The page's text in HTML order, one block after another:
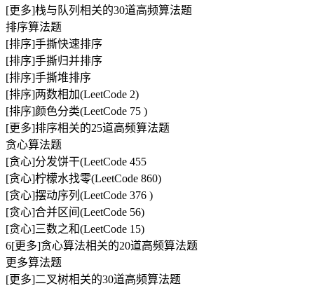
[更多]栈与队列相关的30道高频算法题
排序算法题
[排序]手撕快速排序
[排序]手撕归并排序
[排序]手撕堆排序
[排序]两数相加(LeetCode 2)
[排序]颜色分类(LeetCode 75 )
[更多]排序相关的25道高频算法题
贪心算法题
[贪心]分发饼干(LeetCode 455
[贪心]柠檬水找零(LeetCode 860)
[贪心]摆动序列(LeetCode 376 )
[贪心]合并区间(LeetCode 56)
[贪心]三数之和(LeetCode 15)
6[更多]贪心算法相关的20道高频算法题
更多算法题
[更多]二叉树相关的30道高频算法题